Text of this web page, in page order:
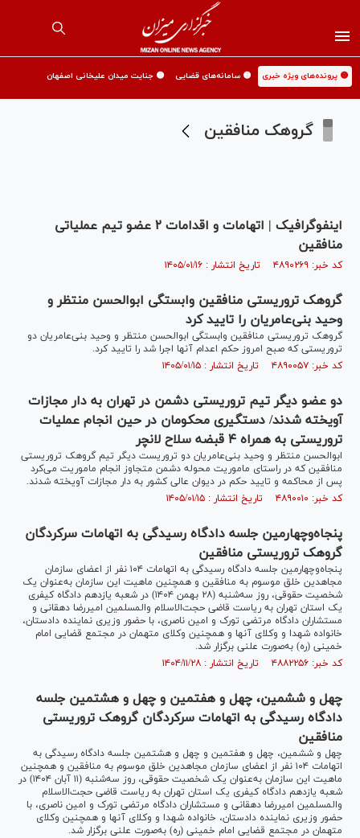
🟡 پرونده‌های ویژه خبری 🟡 سامانه‌های قضایی 🟡 جنایت میدان علیخانی اصفهان
گروهک منافقین
اینفوگرافیک | اتهامات و اقدامات ۲ عضو تیم عملیاتی
منافقین
کد خبر: ۴۸۹۰۲۶۹ تاریخ انتشار : ۱۴۰۵/۰۱/۱۶
گروهک تروریستی منافقین وابستگی ابوالحسن منتظر و
وحید بنی‌عامریان را تایید کرد
گروهک تروریستی منافقین وابستگی ابوالحسن منتظر و وحید بنی‌عامریان دو
تروریستی که صبح امروز حکم اعدام آنها اجرا شد را تایید کرد.
کد خبر: ۴۸۹۰۰۵۷ تاریخ انتشار : ۱۴۰۵/۰۱/۱۵
دو عضو دیگر تیم تروریستی دشمن در تهران به دار مجازات
آویخته شدند/ دستگیری محکومان در حین انجام عملیات
تروریستی به همراه ۴ قبضه سلاح لانچر
ابوالحسن منتظر و وحید بنی‌عامریان دو تروریست دیگر تیم گروهک تروریستی
منافقین که در راستای ماموریت محوله دشمن متجاوز انجام ماموریت می‌کرد
پس از محاکمه و تایید حکم در دیوان عالی کشور به دار مجازات آویخته شدند.
کد خبر: ۴۸۹۰۰۱۰ تاریخ انتشار : ۱۴۰۵/۰۱/۱۵
پنجاه‌وچهارمین جلسه دادگاه رسیدگی به اتهامات سرکردگان
گروهک تروریستی منافقین
پنجاه‌وچهارمین جلسه دادگاه رسیدگی به اتهامات ۱۰۴ نفر از اعضای سازمان
مجاهدین خلق موسوم به منافقین و همچنین ماهیت این سازمان به‌عنوان یک
شخصیت حقوقی، روز سه‌شنبه (۲۸ بهمن ۱۴۰۴) در شعبه یازدهم دادگاه کیفری
یک استان تهران به ریاست قاضی حجت‌الاسلام والمسلمین امیررضا دهقانی و
مستشاران دادگاه مرتضی تورک و امین ناصری، با حضور وزیری نماینده دادستان،
خانواده شهدا و وکلای آنها و همچنین وکلای متهمان در مجتمع قضایی امام
خمینی (ره) به‌صورت علنی برگزار شد.
کد خبر: ۴۸۸۲۲۵۶ تاریخ انتشار : ۱۴۰۴/۱۱/۲۸
چهل و ششمین، چهل و هفتمین و چهل و هشتمین جلسه
دادگاه رسیدگی به اتهامات سرکردگان گروهک تروریستی
منافقین
چهل و ششمین، چهل و هفتمین و چهل و هشتمین جلسه دادگاه رسیدگی به
اتهامات ۱۰۴ نفر از اعضای سازمان مجاهدین خلق موسوم به منافقین و همچنین
ماهیت این سازمان به‌عنوان یک شخصیت حقوقی، روز سه‌شنبه (۱۱ آبان ۱۴۰۴) در
شعبه یازدهم دادگاه کیفری یک استان تهران به ریاست قاضی حجت‌الاسلام
والمسلمین امیررضا دهقانی و مستشاران دادگاه مرتضی تورک و امین ناصری، با
حضور وزیری نماینده دادستان، خانواده شهدا و وکلای آنها و همچنین وکلای
متهمان در مجتمع قضایی امام خمینی (ره) به‌صورت علنی برگزار شد.